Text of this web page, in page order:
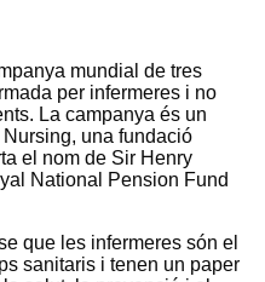
mundial de tres
per infermeres i no
La campanya és un
una fundació
el nom de Sir Henry
National Pension Fund
que les infermeres són el
sanitaris i tenen un paper